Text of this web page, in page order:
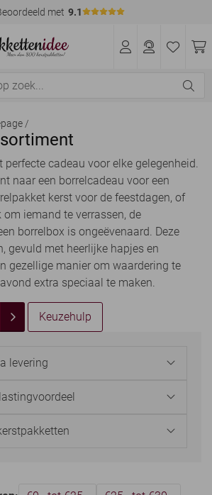
met 9.1
/
perfecte cadeau voor elke gelegenheid.
naar een borrelcadeau voor een
kerst voor de feestdagen, of
om iemand te verrassen, de
borrelbox is ongeëvenaard. Deze
gevuld met heerlijke hapjes en
gezellige manier om waardering te
extra speciaal te maken.
Keuzehulp
levering